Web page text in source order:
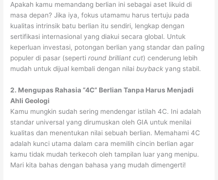
Apakah kamu memandang berlian ini sebagai aset likuid di
masa depan? Jika iya, fokus utamamu harus tertuju pada
kualitas intrinsik batu berlian itu sendiri, lengkap dengan
sertifikasi internasional yang diakui secara global. Untuk
keperluan investasi, potongan berlian yang standar dan paling
populer di pasar (sepertiround brilliant cut) cenderung lebih
mudah untuk dijual kembali dengan nilai buyback yang stabil.
2. Mengupas Rahasia “4C” Berlian Tanpa Harus Menjadi
Ahli Geologi
Kamu mungkin sudah sering mendengar istilah 4C. Ini adalah
standar universal yang dirumuskan oleh GIA untuk menilai
kualitas dan menentukan nilai sebuah berlian. Memahami 4C
adalah kunci utama dalam cara memilih cincin berlian agar
kamu tidak mudah terkecoh oleh tampilan luar yang menipu.
Mari kita bahas dengan bahasa yang mudah dimengerti!